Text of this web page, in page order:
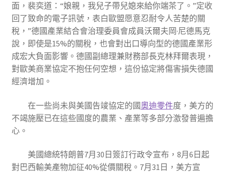
面，裴奕道：“娘親，我兒子帶兒媳來給你端茶了。”定收
回了致命的電子訊號，表白歐盟愿意忍耐令人苦楚的關
稅，”德國產業結合會治理委員會成員沃爾夫岡·尼德馬克
說，即使是15%的關稅，也會對出口導向型的德國產業形
成宏大負面影響。德國副總理兼財務部長克林拜爾表現，
對歐美商業協定不抱任何空想，這份協定將傷害損失德國
經濟增加。
在一些尚未與美國告竣協定的國奧迪零件度，美方的
不竭施壓已在這些國度的農業、產業等多部分激發普遍擔
心。
美國總統特朗普7月30日簽訂行政令宣布，8月6日起
對巴西輸美產物加征40%從價關稅。7月31日，美方宣